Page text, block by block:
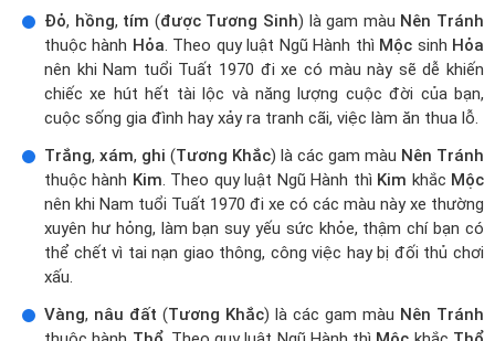
Đỏ, hồng, tím (được Tương Sinh) là gam màu Nên Tránh
thuộc hành Hỏa. Theo quy luật Ngũ Hành thì Mộc sinh Hỏa
nên khi Nam tuổi Tuất 1970 đi xe có màu này sẽ dễ khiến
chiếc xe hút hết tài lộc và năng lượng cuộc đời của bạn,
cuộc sống gia đình hay xảy ra tranh cãi, việc làm ăn thua lỗ.
Trắng, xám, ghi (Tương Khắc) là các gam màu Nên Tránh
thuộc hành Kim. Theo quy luật Ngũ Hành thì Kim khắc Mộc
nên khi Nam tuổi Tuất 1970 đi xe có các màu này xe thường
xuyên hư hỏng, làm bạn suy yếu sức khỏe, thậm chí bạn có
thể chết vì tai nạn giao thông, công việc hay bị đối thủ chơi
xấu.
Vàng, nâu đất (Tương Khắc) là các gam màu Nên Tránh